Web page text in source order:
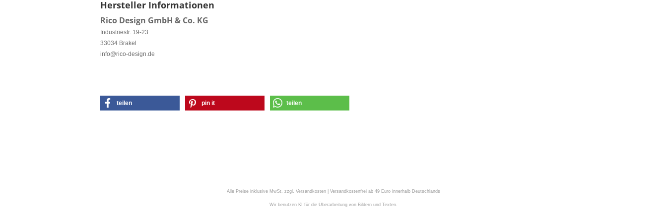
Hersteller Informationen
Rico Design GmbH & Co. KG
Industriestr. 19-23
33034 Brakel
info@rico-design.de
teilen pin it teilen
Alle Preise inklusive MwSt. zzgl. Versandkosten | Versandkostenfrei ab 49 Euro innerhalb Deutschlands
Wir benutzen KI für die Überarbeitung von Bildern und Texten.